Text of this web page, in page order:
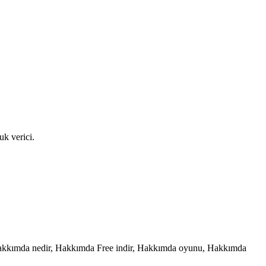
verici.
nedir, Hakkımda Free indir, Hakkımda oyunu, Hakkımda